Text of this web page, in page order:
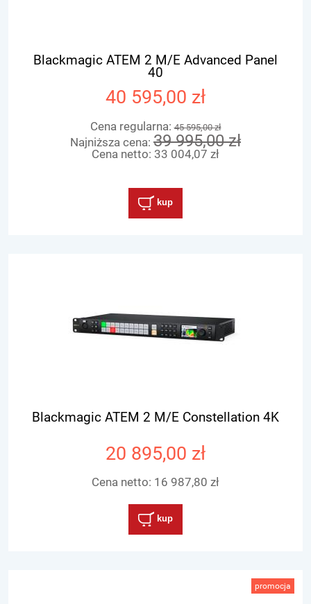
Blackmagic ATEM 2 M/E Advanced Panel
40
40 595,00 zł
Cena regularna:45 595,00 zł
Najniższa cena: 39 995,00 zł
Cena netto: 33 004,07 zł
kup
Blackmagic ATEM 2 M/E Constellation 4K
20 895,00 zł
Cena netto: 16 987,80 zł
kup
promocja